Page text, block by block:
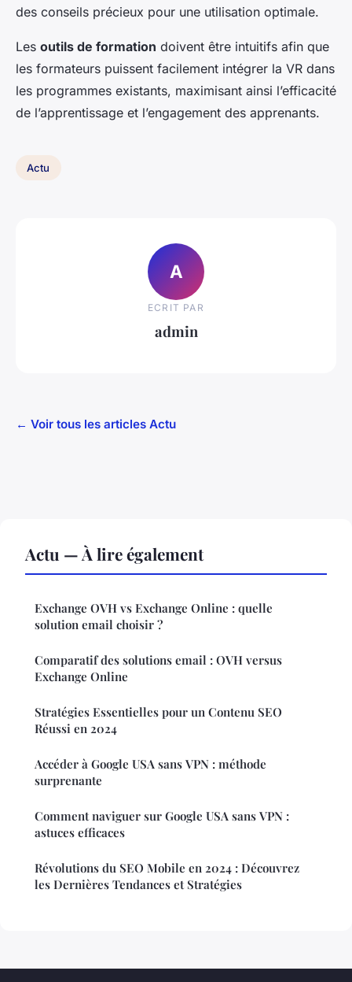
des conseils précieux pour une utilisation optimale.
Les outils de formation doivent être intuitifs afin que
les formateurs puissent facilement intégrer la VR dans
les programmes existants, maximisant ainsi l’efficacité
de l’apprentissage et l’engagement des apprenants.
Actu
A
ECRIT PAR
admin
← Voir tous les articles Actu
Actu — À lire également
Exchange OVH vs Exchange Online : quelle
solution email choisir ?
Comparatif des solutions email : OVH versus
Exchange Online
Stratégies Essentielles pour un Contenu SEO
Réussi en 2024
Accéder à Google USA sans VPN : méthode
surprenante
Comment naviguer sur Google USA sans VPN :
astuces efficaces
Révolutions du SEO Mobile en 2024 : Découvrez
les Dernières Tendances et Stratégies